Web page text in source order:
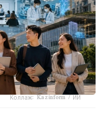
Коллаж: Kazinform / ИИ